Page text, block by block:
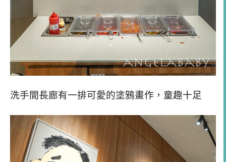
洗手間長廊有一排可愛的塗鴉畫作，童趣十足